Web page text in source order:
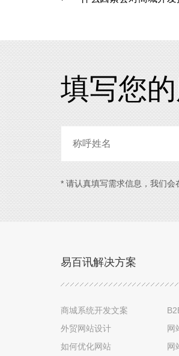
填写您
* 请认真填写需求信息，我们会
易百讯解决方案
商城系统开发文案
外贸网站设计
网
如何优化网站
网